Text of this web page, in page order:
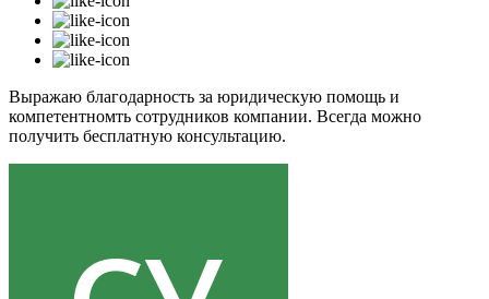
Выражаю благодарность за юридическую помощь и
компетентномть сотрудников компании. Всегда можно
получить бесплатную консультацию.